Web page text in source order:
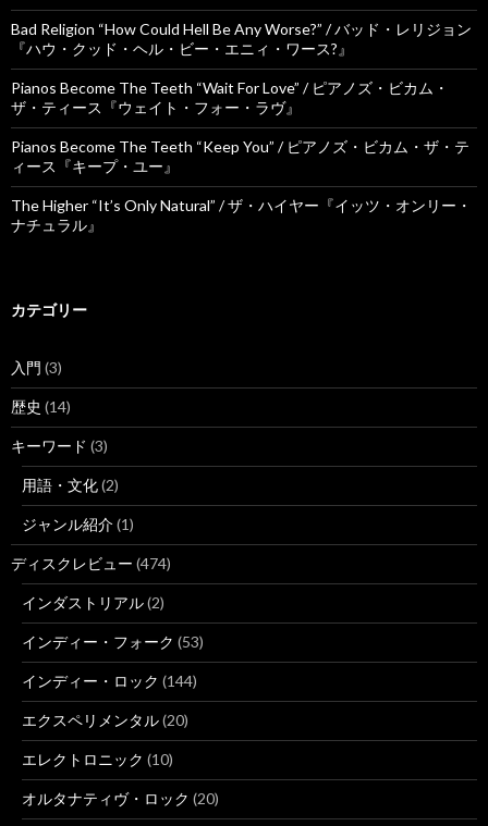
Bad Religion “How Could Hell Be Any Worse?” / バッド・レリジョン
『ハウ・クッド・ヘル・ビー・エニィ・ワース?』
Pianos Become The Teeth “Wait For Love” / ピアノズ・ビカム・
ザ・ティース『ウェイト・フォー・ラヴ』
Pianos Become The Teeth “Keep You” / ピアノズ・ビカム・ザ・テ
ィース『キープ・ユー』
The Higher “It’s Only Natural” / ザ・ハイヤー『イッツ・オンリー・
ナチュラル』
カテゴリー
入門 (3)
歴史 (14)
キーワード (3)
用語・文化(2)
ジャンル紹介(1)
ディスクレビュー (474)
インダストリアル(2)
インディー・フォーク (53)
インディー・ロック (144)
エクスペリメンタル(20)
エレクトロニック (10)
オルタナティヴ・ロック (20)